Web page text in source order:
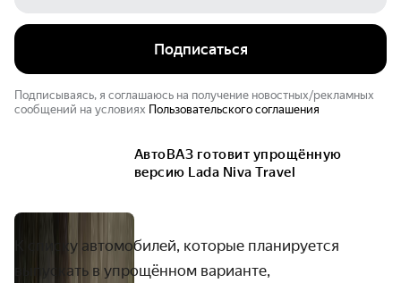
Подписаться
Подписываясь, я соглашаюсь на получение новостных/рекламных
сообщений на условиях Пользовательского соглашения
АвтоВАЗ готовит упрощённую
версию Lada Niva Travel
К списку автомобилей, которые планируется
выпускать в упрощённом варианте,